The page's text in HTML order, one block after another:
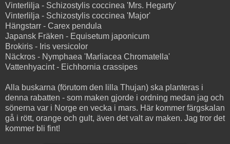
Vinterlilja - Schizostylis coccinea 'Mrs. Hegarty'
Vinterlilja - Schizostylis coccinea 'Major'
Hängstarr - Carex pendula
Japansk Fräken - Equisetum japonicum
Brokiris - Iris versicolor
Näckros - Nymphaea 'Marliacea Chromatella'
Vattenhyacint - Eichhornia crassipes
Alla buskarna (förutom den lilla Thujan) ska planteras i
denna rabatten - som maken gjorde i ordning medan jag och
sönerna var i Norge en vecka i mars. Här kommer färgskalan
gå i rött, orange och gult, även det valt av maken. Jag tror det
kommer bli fint!